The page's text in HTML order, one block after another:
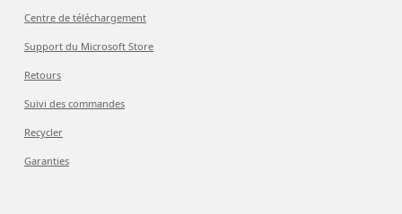
Centre de téléchargement
Support du Microsoft Store
Retours
Suivi des commandes
Recycler
Garanties